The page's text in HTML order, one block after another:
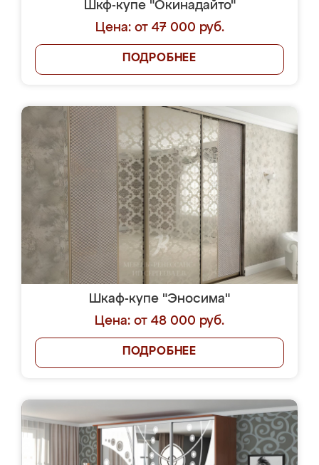
Шкф-купе "Окинадайто"
Цена: от 47 000 руб.
ПОДРОБНЕЕ
Шкаф-купе "Эносима"
Цена: от 48 000 руб.
ПОДРОБНЕЕ